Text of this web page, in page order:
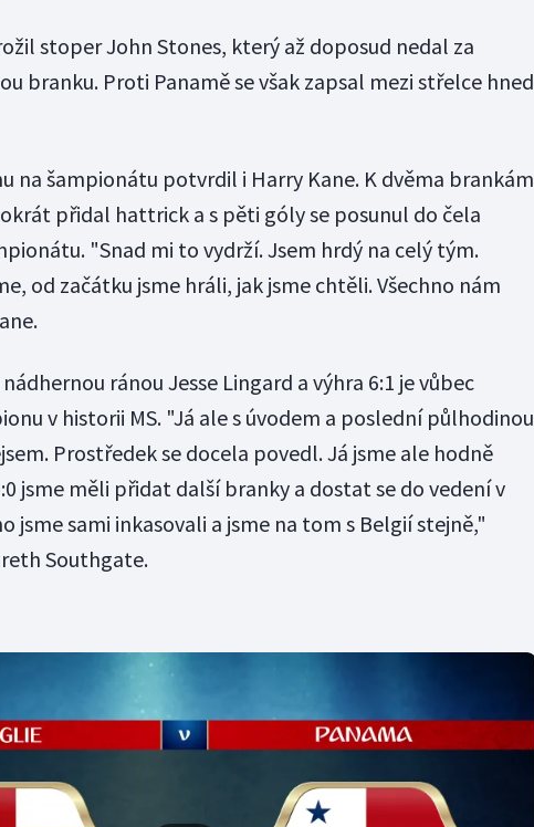
stoper John Stones, který až doposud nedal za
branku. Proti Panamě se však zapsal mezi střelce hned
na šampionátu potvrdil i Harry Kane. K dvěma brankám
přidal hattrick a s pěti góly se posunul do čela
"Snad mi to vydrží. Jsem hrdý na celý tým.
od začátku jsme hráli, jak jsme chtěli. Všechno nám
ránou Jesse Lingard a výhra 6:1 je vůbec
v historii MS. "Já ale s úvodem a poslední půlhodinou
Prostředek se docela povedl. Já jsme ale hodně
jsme měli přidat další branky a dostat se do vedení v
jsme sami inkasovali a jsme na tom s Belgií stejně,"
Southgate.